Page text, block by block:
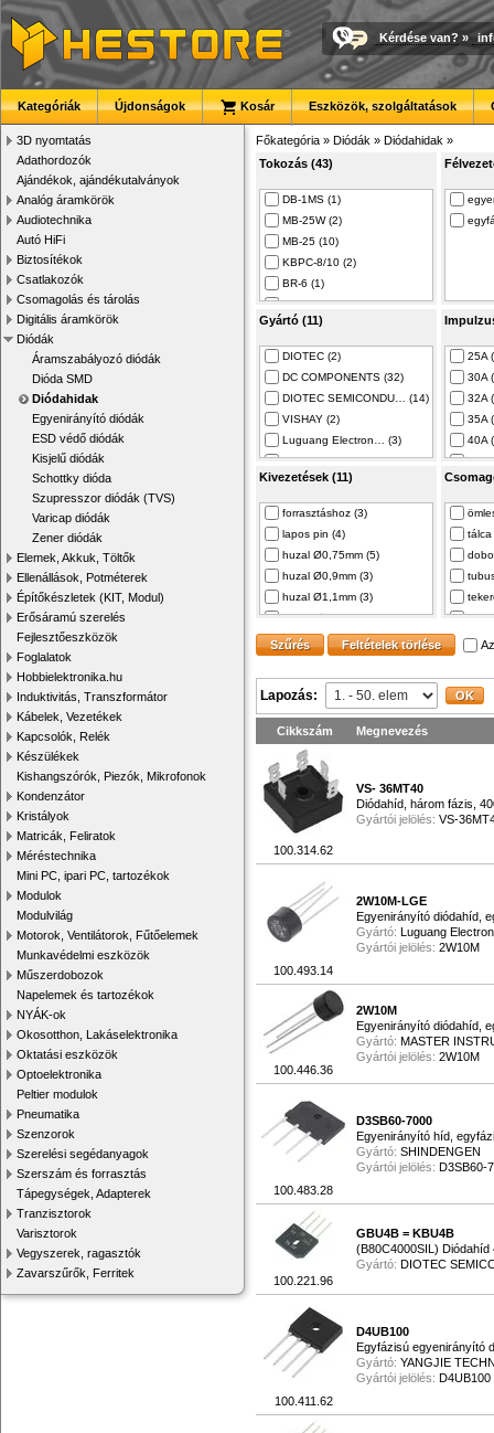
Kérdése van? »
Kategóriák Újdonságok Kosár Eszközök, szolgáltatások
3D nyomtatás
Adathordozók
Ajándékok, ajándékutalványok
Analóg áramkörök
Audiotechnika
Autó HiFi
Biztosítékok
Csatlakozók
Csomagolás és tárolás
Digitális áramkörök
Diódák
Áramszabályozó diódák
Dióda SMD
Diódahidak
Egyenirányító diódák
ESD védő diódák
Kisjelű diódák
Schottky dióda
Szupresszor diódák (TVS)
Varicap diódák
Zener diódák
Elemek, Akkuk, Töltők
Ellenállások, Potméterek
Építőkészletek (KIT, Modul)
Erősáramú szerelés
Fejlesztőeszközök
Foglalatok
Hobbielektronika.hu
Induktivitás, Transzformátor
Kábelek, Vezetékek
Kapcsolók, Relék
Készülékek
Kishangszórók, Piezók, Mikrofonok
Kondenzátor
Kristályok
Matricák, Feliratok
Méréstechnika
Mini PC, ipari PC, tartozékok
Modulok
Modulvilág
Motorok, Ventilátorok, Fűtőelemek
Munkavédelmi eszközök
Műszerdobozok
Napelemek és tartozékok
NYÁK-ok
Okosotthon, Lakáselektronika
Oktatási eszközök
Optoelektronika
Peltier modulok
Pneumatika
Szenzorok
Szerelési segédanyagok
Szerszám és forrasztás
Tápegységek, Adapterek
Tranzisztorok
Varisztorok
Vegyszerek, ragasztók
Zavarszűrők, Ferritek
Főkategória » Diódák » Diódahidak »
Tokozás (43)
DB-1MS (1)
MB-25W (2)
MB-25 (10)
KBPC-8/10 (2)
BR-6 (1)
RS-5 (1)
DB-1 (5)
SO-DIL (1)
DFM (1)
DB (1)
TBR (1)
KBPCQF (8)
MBF (2)
MBM (2)
WOM (6)
MiniDIL (1)
ABS (1)
MiniDIL SLIM (2)
KBPC (3)
KBPC1 (1)
GBJ2 (1)
3S (1)
DSIL4 (11)
QDR4 (2)
DSMD4 (4)
M4 (1)
DIP4B (6)
SMD5.08 (1)
QDR14 (1)
16×16 (1)
19x3.5x10mm (1)
19x3,5x10mm (1)
32x5,6x17mm (1)
Gyártó (11)
DIOTEC (2)
DC COMPONENTS (32)
DIOTEC SEMICONDU… (14)
VISHAY (2)
Luguang Electron… (3)
YANGJIE TECHNOLO… (7)
Analog Devices (1)
DIODES INCORPORA… (1)
25A
30A
32A
35A
40A
45A
50A
60A
Kivezetések (11)
forrasztáshoz (3)
lapos pin (4)
huzal Ø0,75mm (5)
huzal Ø0,9mm (3)
huzal Ø1,1mm (3)
huzal Ø1,2mm (3)
huzal Ø1,3mm (7)
csatlakozók 6.35… (11)
csatlakozók 6,3x… (4)
csatlakozók 6,35… (2)
csatlakozók 6,4x… (11)
tálca
Lapozás:
Cikkszám Megnevezés
100.314.62
VS- 36MT40
Diódahíd, három fázis,
Gyártói jelölés: VS-
100.493.14
2W10M-LGE
Egyenirányító diódahíd,
Gyártó: Luguang
Gyártói jelölés: 2W10M
100.446.36
2W10M
Egyenirányító diódahíd,
Gyártó: MASTER
Gyártói jelölés: 2W10M
100.483.28
D3SB60-7000
Egyenirányító híd,
Gyártó: SHINDENGEN
Gyártói jelölés: D3SB60-
100.221.96
GBU4B = KBU4B
(B80C4000SIL) Diódahíd
Gyártó: DIOTEC
100.411.62
D4UB100
Egyfázisú egyenirányító
Gyártó: YANGJIE
Gyártói jelölés: D4UB100